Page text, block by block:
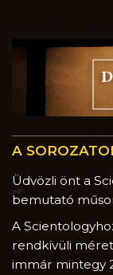
A
Üdvözli önt a
bemutató
A
rendkívüli
immár mintegy